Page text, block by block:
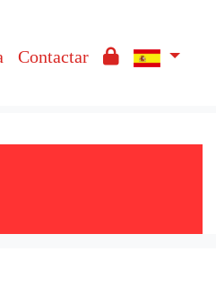
Contactar